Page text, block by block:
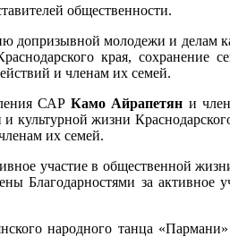
общественности.
допризывной молодежи и делам
края, сохранение
и членам их семей.
САРКамо Айрапетян и
культурной жизни
их семей.
участие в общественной
Благодарностями за активное
народного танца